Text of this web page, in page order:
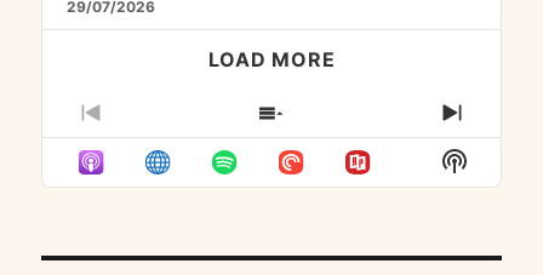
29/07/2026
LOAD MORE
PREVIOUS
EPISODE
SHOW
EPISODES
LIST
NEXT
Show
Podcast